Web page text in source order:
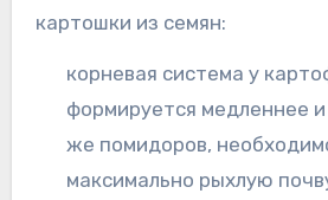
картошки из семян:
корневая система у
формируется медленнее
же помидоров,
максимально рыхлую